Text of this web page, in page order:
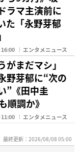
ラマ主演前に
た「永野芽郁
エンタメニュース
がまだマシ」
野芽郁に“次の
”《田中圭
順調か》
エンタメニュース
最終更新：2026/08/08 05:00